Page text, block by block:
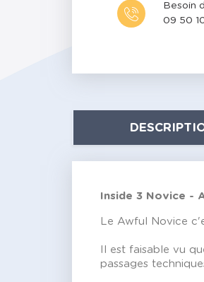
Besoin
09 50
Inside 3 Novice -
Le Awful Novice
Il est faisable vu
passages